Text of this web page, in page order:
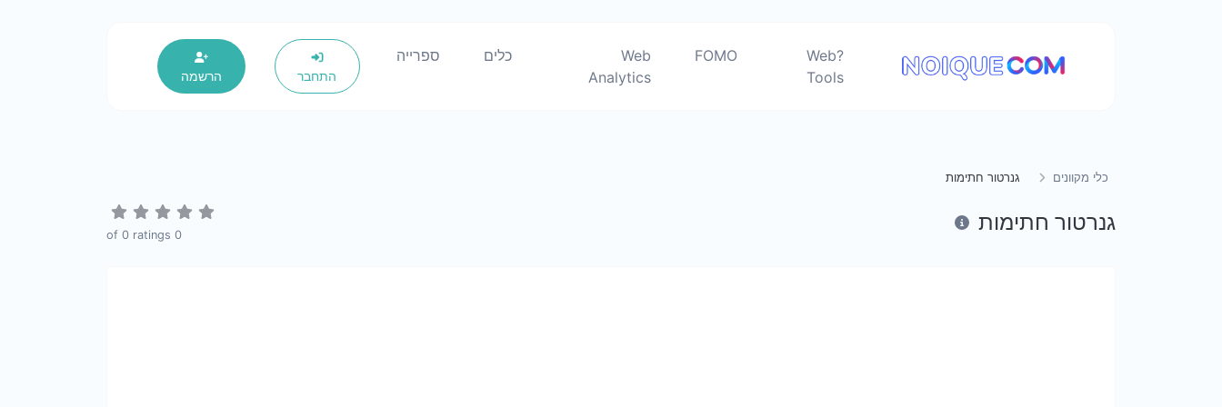
?Web
Tools
FOMO
Web
Analytics
כלים ספרייה
התחבר הרשמה
כלי מקוונים גנרטור חתימות
גנרטור חתימות 0
0 ratings